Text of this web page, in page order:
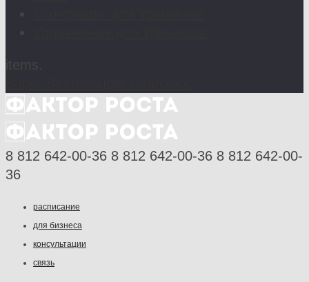
8 812 642-00-36 8 812 642-00-36 8 812 642-00-
36
расписание
для бизнеса
консультации
связь